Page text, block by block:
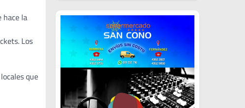
hace la
Los
que